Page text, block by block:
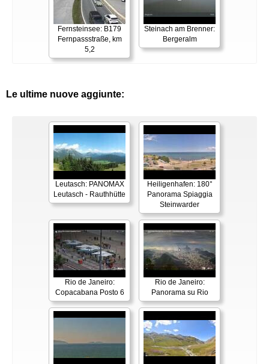
Fernsteinsee: B179
Fernpassstraße, km
5,2
Steinach am Brenner:
Bergeralm
Le ultime nuove aggiunte:
Leutasch: PANOMAX
Leutasch - Rauthhütte
Heiligenhafen: 180°
Panorama Spiaggia
Steinwarder
Rio de Janeiro:
Copacabana Posto 6
Rio de Janeiro:
Panorama su Rio